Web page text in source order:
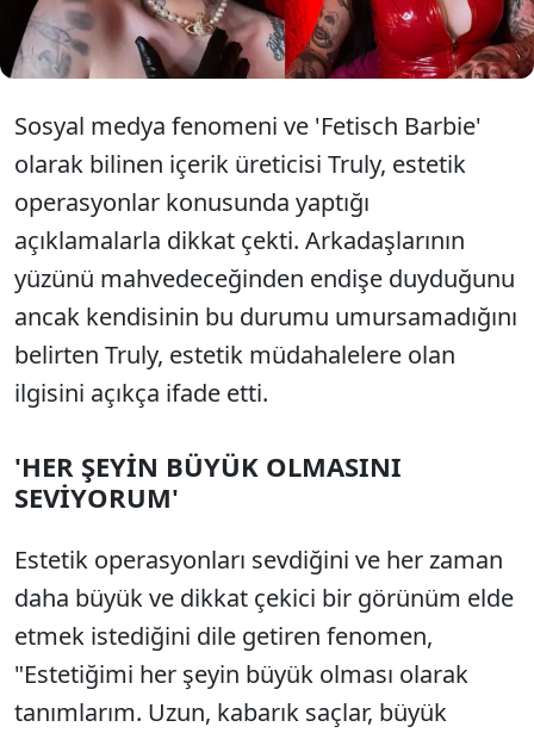
yaptırdı
Sosyal medya fenomeni ve 'Fetisch Barbie'
olarak bilinen içerik üreticisi Truly, estetik
operasyonlar konusunda yaptığı
açıklamalarla dikkat çekti. Arkadaşlarının
yüzünü mahvedeceğinden endişe duyduğunu
ancak kendisinin bu durumu umursamadığını
belirten Truly, estetik müdahalelere olan
ilgisini açıkça ifade etti.
'HER ŞEYİN BÜYÜK OLMASINI
SEVİYORUM'
Estetik operasyonları sevdiğini ve her zaman
daha büyük ve dikkat çekici bir görünüm elde
etmek istediğini dile getiren fenomen,
"Estetiğimi her şeyin büyük olması olarak
tanımlarım. Uzun, kabarık saçlar, büyük